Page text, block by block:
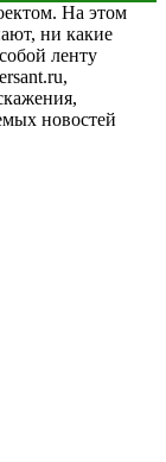
На этом
ни какие
ленту
новостей